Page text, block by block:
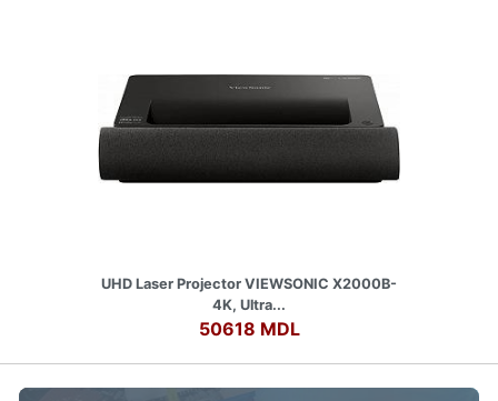
UHD Laser Projector VIEWSONIC X2000B-
4K, Ultra...
50618 MDL